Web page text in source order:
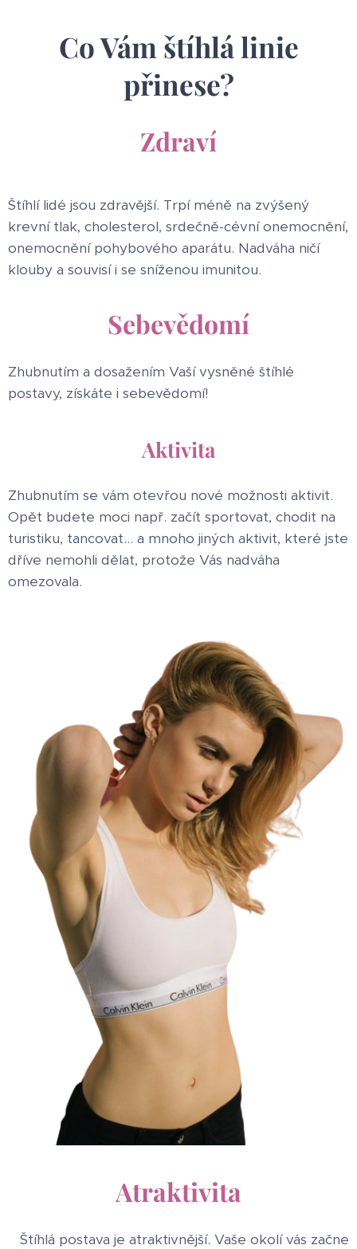
Co Vám štíhlá linie
přinese?
Zdraví
Štíhlí lidé jsou zdravější. Trpí méně na zvýšený
krevní tlak, cholesterol, srdečně-cévní onemocnění,
onemocnění pohybového aparátu. Nadváha ničí
klouby a souvisí i se sníženou imunitou.
Sebevědomí
Zhubnutím a dosažením Vaší vysněné štíhlé
postavy, získáte i sebevědomí!
Aktivita
Zhubnutím se vám otevřou nové možnosti aktivit.
Opět budete moci např. začít sportovat, chodit na
turistiku, tancovat... a mnoho jiných aktivit, které jste
dříve nemohli dělat, protože Vás nadváha
omezovala.
Atraktivita
Štíhlá postava je atraktivnější. Vaše okolí vás začne